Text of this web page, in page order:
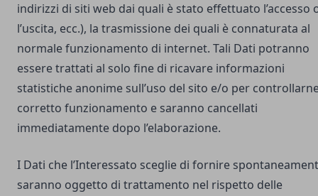
indirizzi di siti web dai quali è stato effettuato l’accesso
l’uscita, ecc.), la trasmissione dei quali è connaturata al
normale funzionamento di internet. Tali Dati potranno
essere trattati al solo fine di ricavare informazioni
statistiche anonime sull’uso del sito e/o per
corretto funzionamento e saranno cancellati
immediatamente dopo l’elaborazione.
I Dati che l’Interessato sceglie di fornire
saranno oggetto di trattamento nel rispetto delle